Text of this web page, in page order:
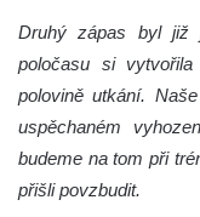
Druhý zápas byl již
poločasu si
polovině utkání.
uspěchaném
budeme na tom při
přišli povzbudit.